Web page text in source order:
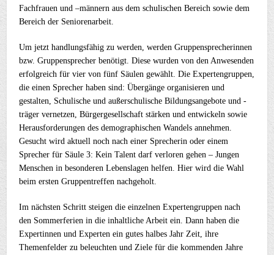
Fachfrauen und –männern aus dem schulischen Bereich sowie dem
Bereich der Seniorenarbeit.
Um jetzt handlungsfähig zu werden, werden Gruppensprecherinnen
bzw. Gruppensprecher benötigt. Diese wurden von den Anwesenden
erfolgreich für vier von fünf Säulen gewählt. Die Expertengruppen,
die einen Sprecher haben sind: Übergänge organisieren und
gestalten, Schulische und außerschulische Bildungsangebote und -
träger vernetzen, Bürgergesellschaft stärken und entwickeln sowie
Herausforderungen des demographischen Wandels annehmen.
Gesucht wird aktuell noch nach einer Sprecherin oder einem
Sprecher für Säule 3: Kein Talent darf verloren gehen – Jungen
Menschen in besonderen Lebenslagen helfen. Hier wird die Wahl
beim ersten Gruppentreffen nachgeholt.
Im nächsten Schritt steigen die einzelnen Expertengruppen nach
den Sommerferien in die inhaltliche Arbeit ein. Dann haben die
Expertinnen und Experten ein gutes halbes Jahr Zeit, ihre
Themenfelder zu beleuchten und Ziele für die kommenden Jahre